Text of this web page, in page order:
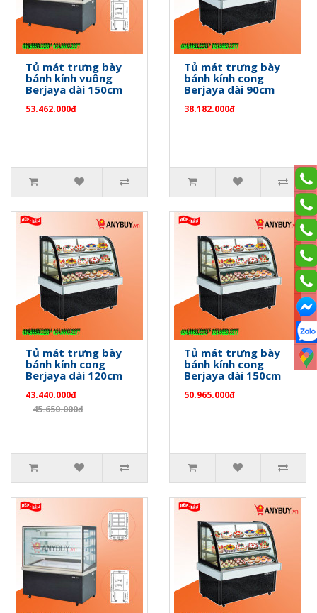
Tủ mát trưng bày
bánh kính vuông
Berjaya dài 150cm
53.462.000đ
Tủ mát trưng bày
bánh kính cong
Berjaya dài 90cm
38.182.000đ
Tủ mát trưng bày
bánh kính cong
Berjaya dài 120cm
43.440.000đ
45.650.000đ
Tủ mát trưng bày
bánh kính cong
Berjaya dài 150cm
50.965.000đ